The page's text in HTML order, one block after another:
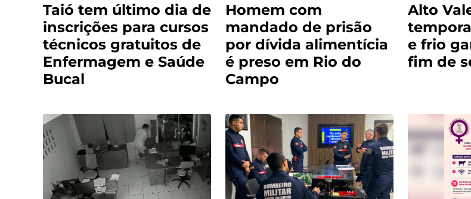
Taió tem último dia de
inscrições para cursos
técnicos gratuitos de
Enfermagem e Saúde
Bucal
Homem com
mandado de prisão
por dívida alimentícia
é preso em Rio do
Campo
Alto
e frio
fim de